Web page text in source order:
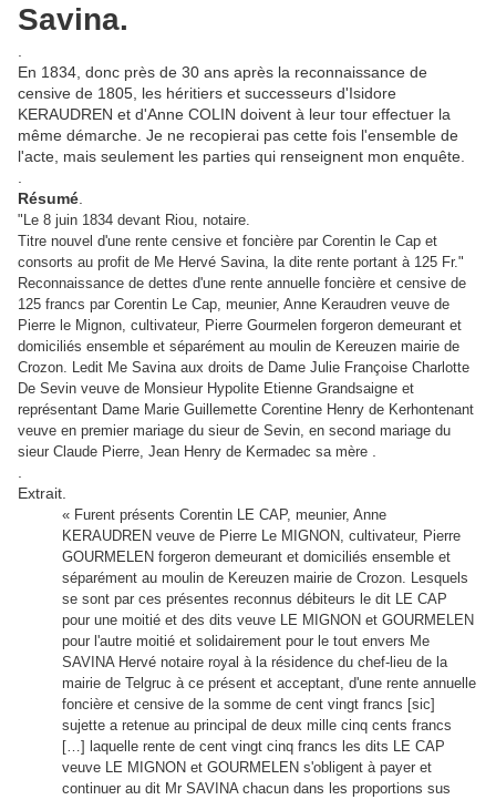
Savina.
En 1834, donc près de 30 ans après la reconnaissance de
censive de 1805, les héritiers et successeurs d'Isidore
KERAUDREN et d'Anne COLIN doivent à leur tour effectuer la
même démarche. Je ne recopierai pas cette fois l'ensemble de
l'acte, mais seulement les parties qui renseignent mon enquête.
Résumé
"Le 8 juin 1834 devant Riou, notaire.
Titre nouvel d'une rente censive et foncière par Corentin le Cap et
consorts au profit de Me Hervé Savina, la dite rente portant à 125 Fr."
Reconnaissance de dettes d'une rente annuelle foncière et censive de
125 francs par Corentin Le Cap, meunier, Anne Keraudren veuve de
Pierre le Mignon, cultivateur, Pierre Gourmelen forgeron demeurant et
domiciliés ensemble et séparément au moulin de Kereuzen mairie de
Crozon. Ledit Me Savina aux droits de Dame Julie Françoise Charlotte
De Sevin veuve de Monsieur Hypolite Etienne Grandsaigne et
représentant Dame Marie Guillemette Corentine Henry de Kerhontenant
veuve en premier mariage du sieur de Sevin, en second mariage du
sieur Claude Pierre, Jean Henry de Kermadec sa mère
Extrait.
« Furent présents Corentin LE CAP, meunier, Anne
KERAUDREN veuve de Pierre Le MIGNON, cultivateur, Pierre
GOURMELEN forgeron demeurant et domiciliés ensemble et
séparément au moulin de Kereuzen mairie de Crozon. Lesquels
se sont par ces présentes reconnus débiteurs le dit LE CAP
pour une moitié et des dits veuve LE MIGNON et GOURMELEN
pour l'autre moitié et solidairement pour le tout envers Me
SAVINA Hervé notaire royal à la résidence du chef-lieu de la
mairie de Telgruc à ce présent et acceptant, d'une rente annuelle
foncière et censive de la somme de cent vingt francs [sic]
sujette a retenue au principal de deux mille cinq cents francs
[…] laquelle rente de cent vingt cinq francs les dits LE CAP
veuve LE MIGNON et GOURMELEN s'obligent à payer et
continuer au dit Mr SAVINA chacun dans les proportions sus